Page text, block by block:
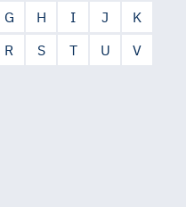
G H I J
K
R S T U
V